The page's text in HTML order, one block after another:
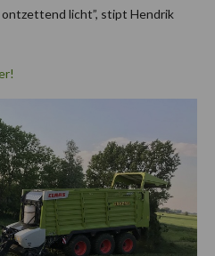
licht”, stipt Hendrik